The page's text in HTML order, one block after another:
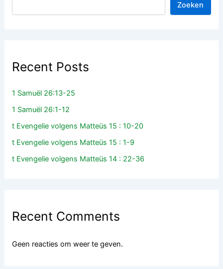
Zoeken
Recent Posts
1 Samuël 26:13-25
1 Samuël 26:1-12
t Evengelie volgens Matteüs 15 : 10-20
t Evengelie volgens Matteüs 15 : 1-9
t Evengelie volgens Matteüs 14 : 22-36
Recent Comments
Geen reacties om weer te geven.